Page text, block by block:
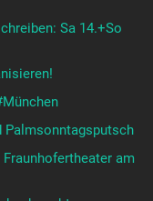
Sa 14.+So
Palmsonntagsputsch
am